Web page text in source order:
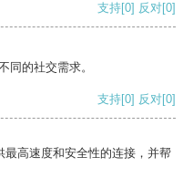
支持[0] 反对[0]
同的社交需求。
支持[0] 反对[0]
高速度和安全性的连接，并帮